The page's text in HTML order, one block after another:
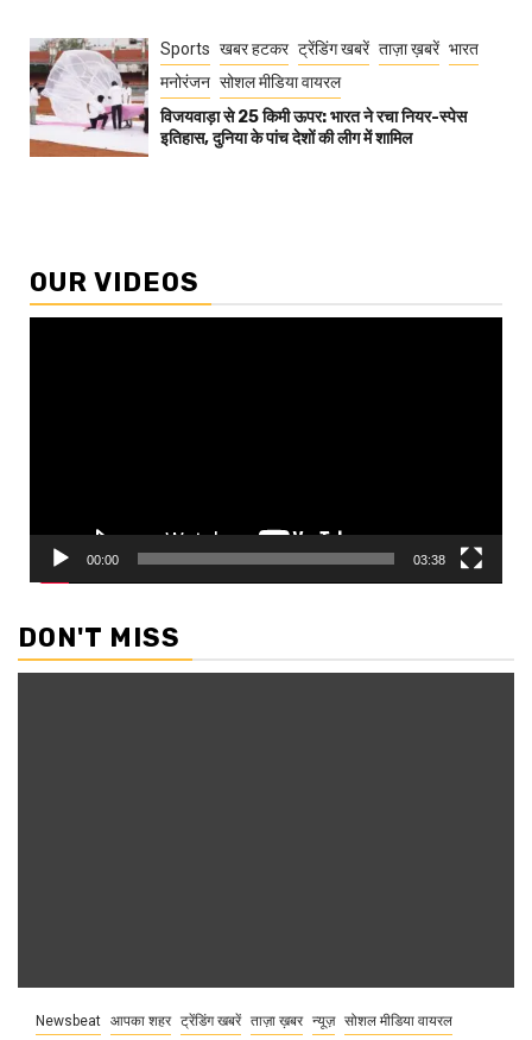
Sports खबर हटकर ट्रेंडिंग खबरें ताज़ा ख़बरें भारत
मनोरंजन सोशल मीडिया वायरल
विजयवाड़ा से 25 किमी ऊपर: भारत ने रचा नियर-स्पेस
इतिहास, दुनिया के पांच देशों की लीग में शामिल
OUR VIDEOS
00:00 03:38
DON'T MISS
Newsbeat आपका शहर ट्रेंडिंग खबरें ताज़ा ख़बर न्यूज़ सोशल मीडिया वायरल